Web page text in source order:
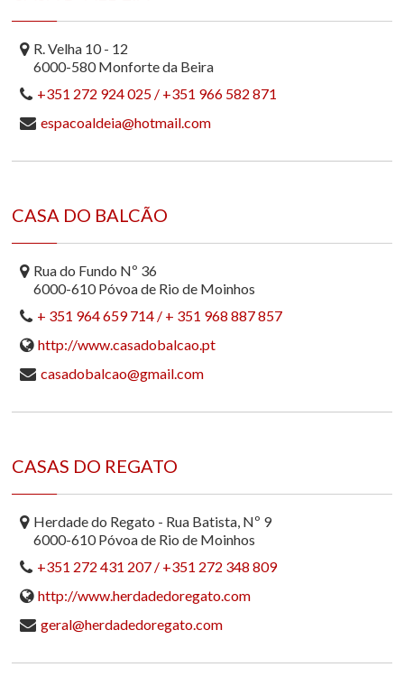
R. Velha 10 - 12
6000-580 Monforte da Beira
+351 272 924 025 / +351 966 582 871
espacoaldeia@hotmail.com
CASA DO BALCÃO
Rua do Fundo Nº 36
6000-610 Póvoa de Rio de Moinhos
+ 351 964 659 714 / + 351 968 887 857
http://www.casadobalcao.pt
casadobalcao@gmail.com
CASAS DO REGATO
Herdade do Regato - Rua Batista, Nº 9
6000-610 Póvoa de Rio de Moinhos
+351 272 431 207 / +351 272 348 809
http://www.herdadedoregato.com
geral@herdadedoregato.com